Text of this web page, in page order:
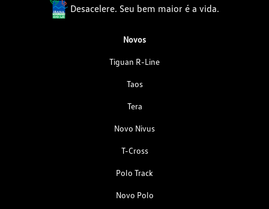
Desacelere. Seu bem maior é a vida.
Novos
Tiguan R-Line
Taos
Tera
Novo Nivus
T-Cross
Polo Track
Novo Polo